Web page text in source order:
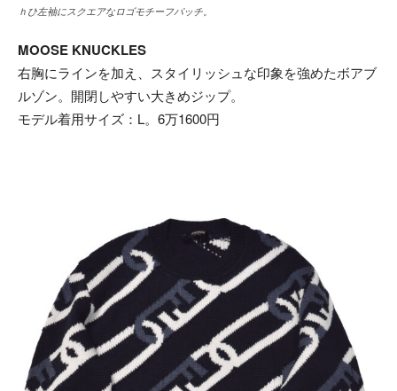
ｈひ左袖にスクエアなロゴモチーフパッチ。
MOOSE KNUCKLES
右胸にラインを加え、スタイリッシュな印象を強めたボアブ
ルゾン。開閉しやすい大きめジップ。
モデル着用サイズ：L。6万1600円